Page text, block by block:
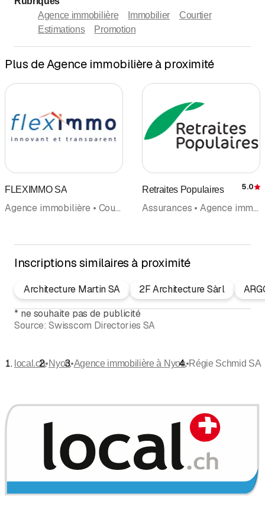
Agence immobilière
Immobilier
Courtier
Estimations
Promotion
Plus de Agence immobilière à proximité
FLEXIMMO SA
Agence immobilière • Courtier • Immobilier
Retraites Populaires 5.0
Assurances • Agence immobilière
Inscriptions similaires à proximité
Architecture Martin SA 2F Architecture Sàrl
* ne souhaite pas de publicité
Source: Swisscom Directories SA
local.ch•Nyon•Agence immobilière à Nyon•Régie Schmid SA